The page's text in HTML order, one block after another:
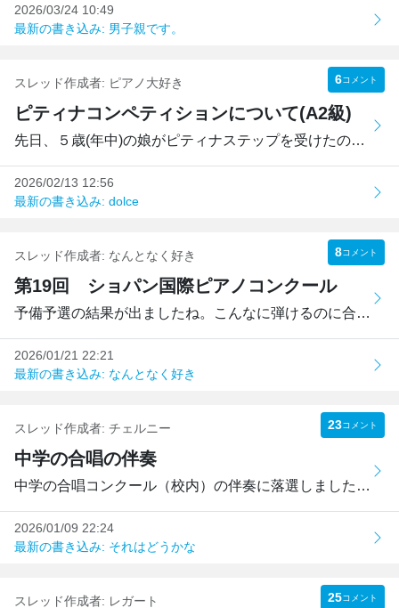
2026/03/24 10:49
最新の書き込み: 男子親です。
スレッド作成者: ピアノ大好き 6コメント
ピティナコンペティションについて(A2級)
先日、５歳(年中)の娘がピティナステップを受けたのですが、...
2026/02/13 12:56
最新の書き込み: dolce
スレッド作成者: なんとなく好き 8コメント
第19回 ショパン国際ピアノコンクール
予備予選の結果が出ましたね。こんなに弾けるのに合否がある...
2026/01/21 22:21
最新の書き込み: なんとなく好き
スレッド作成者: チェルニー 23コメント
中学の合唱の伴奏
中学の合唱コンクール（校内）の伴奏に落選しました。中１な...
2026/01/09 22:24
最新の書き込み: それはどうかな
スレッド作成者: レガート 25コメント